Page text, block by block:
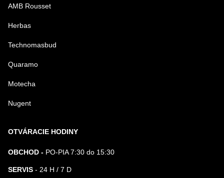
AMB Rousset
Herbas
Technomasbud
Quaramo
Motecha
Nugent
OTVÁRACIE HODINY
OBCHOD - PO-PIA 7:30 do 15:30
SERVIS - 24 H / 7 D